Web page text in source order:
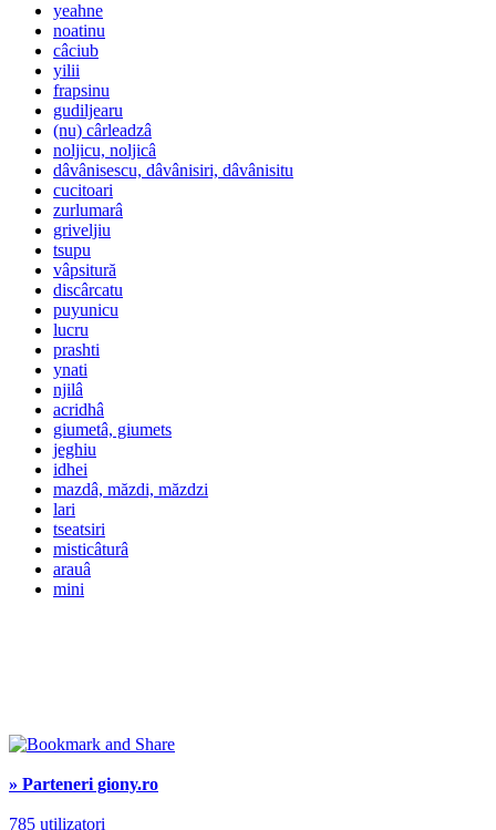
yeahne
noatinu
câciub
yilii
frapsinu
gudiljearu
(nu) cârleadzâ
noljicu, noljicâ
dâvânisescu, dâvânisiri, dâvânisitu
cucitoari
zurlumarâ
griveljiu
tsupu
vâpsitură
discârcatu
puyunicu
lucru
prashti
ynati
njilâ
acridhâ
giumetâ, giumets
jeghiu
idhei
mazdâ, măzdi, măzdzi
lari
tseatsiri
misticâturâ
arauâ
mini
» Parteneri giony.ro
785 utilizatori